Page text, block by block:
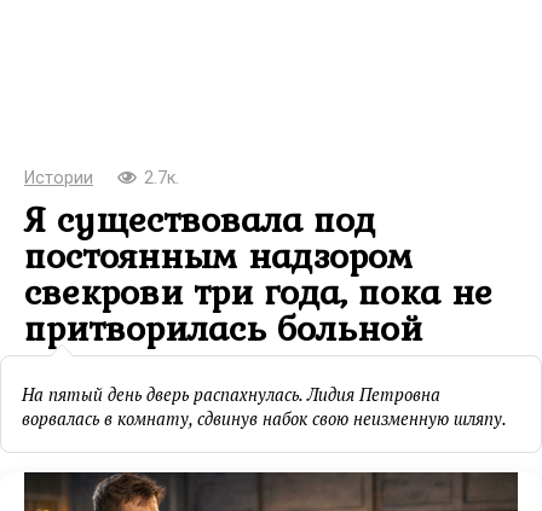
Истории 2.7к.
Я существовала под
постоянным надзором
свекрови три года, пока не
притворилась больной
На пятый день дверь распахнулась. Лидия Петровна
ворвалась в комнату, сдвинув набок свою неизменную шляпу.